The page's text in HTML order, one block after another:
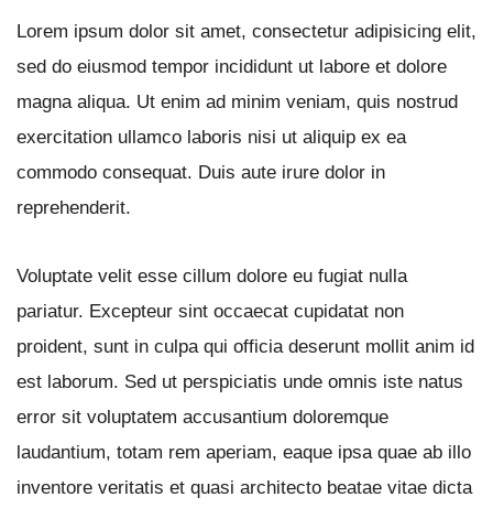
Lorem ipsum dolor sit amet, consectetur adipisicing elit,
sed do eiusmod tempor incididunt ut labore et dolore
magna aliqua. Ut enim ad minim veniam, quis nostrud
exercitation ullamco laboris nisi ut aliquip ex ea
commodo consequat. Duis aute irure dolor in
reprehenderit.
Voluptate velit esse cillum dolore eu fugiat nulla
pariatur. Excepteur sint occaecat cupidatat non
proident, sunt in culpa qui officia deserunt mollit anim id
est laborum. Sed ut perspiciatis unde omnis iste natus
error sit voluptatem accusantium doloremque
laudantium, totam rem aperiam, eaque ipsa quae ab illo
inventore veritatis et quasi architecto beatae vitae dicta